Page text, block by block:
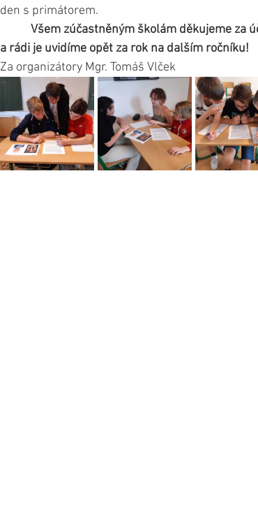
den s primátorem.
a rádi je uvidíme opět za rok na dalším ročníku!
Za organizátory Mgr. Tomáš Vlček